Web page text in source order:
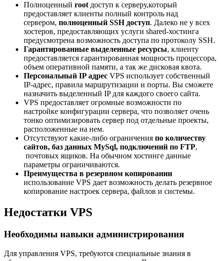
Полноценный root доступ к серверу,который
предоставляет клиенты полный контроль над
сервером, полноценный SSH доступ. Далеко не у всех
хостеров, предоставляющих услуги shared-хостинга
предусмотрена возможность доступа по протоколу SSH.
Гарантированные выделенные ресурсы, клиенту
предоставляется гарантированная мощность процессора,
объем оперативной памяти, а так же дисковая квота.
Персональный IP адрес VPS использует собственный
IP-адрес, правила маршрутизации и порты. Вы сможете
назначить выделенный IP для каждого своего сайта.
VPS предоставляет огромные возможности по
настройке конфигурации сервера, что позволяет очень
тонко оптимизировать сервер под отдельные проекты,
расположенные на нем.
Отсутствуют какие-либо ограничения по количеству
сайтов, баз данных MySql, подключений по FTP,
почтовых ящиков. На обычном хостинге данные
параметры ограничиваются.
Преимущества в резервном копировании
использование VPS дает возможность делать резервное
копирование настроек сервера, файлов и системы.
Недостатки VPS
Необходимы навыки администрирования
Для управления VPS, требуются специальные знания в